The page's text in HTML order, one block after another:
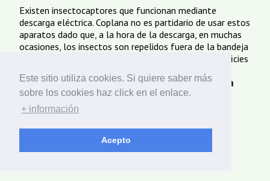
Este sitio utiliza cookies. Si quiere saber más
sobre los cookies haz click en el enlace.
+ información
Acepto
Existen insectocaptores que funcionan mediante
descarga eléctrica. Coplana no es partidario de usar estos
aparatos dado que, a la hora de la descarga, en muchas
ocasiones, los insectos son repelidos fuera de la bandeja
de caída y terminan encima de alimentos o en superficies
que pueden resultar contaminados. Contacta con
nosotros. Control de plagas de insectocaptores en la
Comunidad Foral de Navarra Navarra y Pamplona.